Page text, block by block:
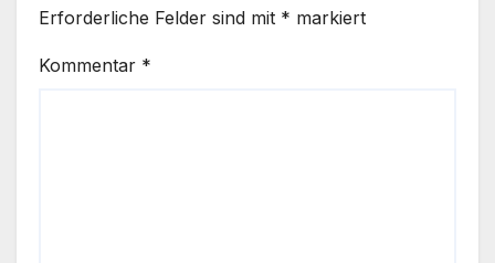
Erforderliche Felder sind mit * markiert
Kommentar *